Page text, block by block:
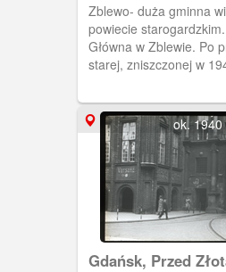
Zblewo- duża gminna
powiecie
Główna w Zblewie. Po
starej, zniszczonej w
ok. 1940
Gdańsk, Przed